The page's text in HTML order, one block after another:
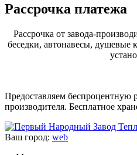
Рассрочка платежа
Рассрочка от завода-
беседки, автонавесы, душевые
Предоставляем беспроцентную
производителя. Бесплатное
Ваш город: web